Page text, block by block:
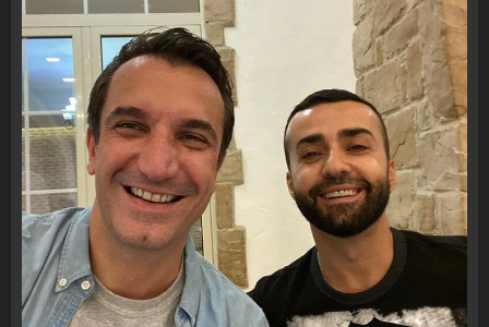
3
FOTO/ Persona të maskuar
sulmuan “One Albania”,
ngjarja u fsheh. A u vodhën
serverat?
MARCH 25, 2025
Prokuroria jep pretencën, ja